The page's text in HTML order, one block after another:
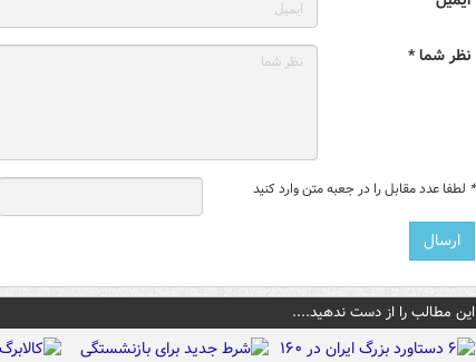
نظر شما *
* لطفا عدد مقابل را در جعبه متن وارد کنید
این مطالب را از دست ندهید....